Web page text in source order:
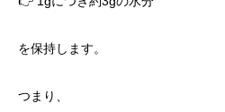
を保持します。
つまり、